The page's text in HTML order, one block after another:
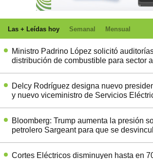
Las + Leídas hoy Semanal Mensual
Ministro Padrino López solicitó
distribución de combustible para sector
Delcy Rodríguez designa nuevo
y nuevo viceministro de Servicios
Bloomberg: Trump aumenta la presión
petrolero Sargeant para que se
Cortes Eléctricos disminuyen hasta en